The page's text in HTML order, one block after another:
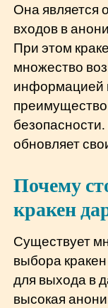
Она является
входов в
При этом
множество
информацией
преимущество
обновляет
Почему
кракен
Существует
выбора
для выхода в
высокая